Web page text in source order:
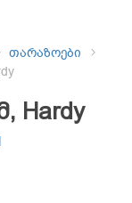
თარაზოები
Hardy